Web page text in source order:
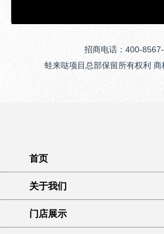
招商电话：400-
蛙来哒项目总部保留所有权利 商
首页
关于我们
门店展示